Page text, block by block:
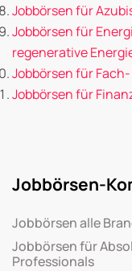
Jobbörsen für
Jobbörsen für
regenerative
Jobbörsen für
Jobbörsen für
Jobbörsen-
Jobbörsen alle
Jobbörsen für
Professionals